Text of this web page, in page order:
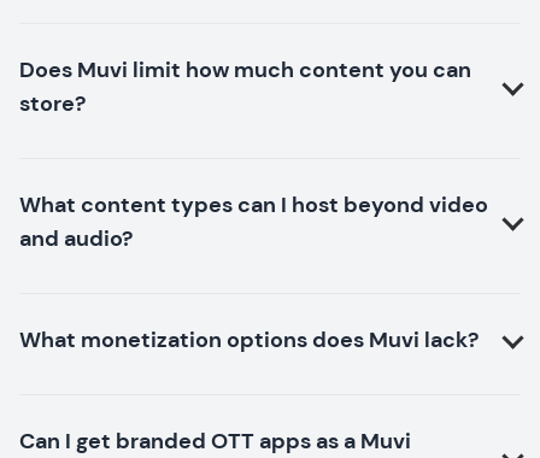
Does Muvi limit how much content you can
store?
What content types can I host beyond video
and audio?
What monetization options does Muvi lack?
Can I get branded OTT apps as a Muvi